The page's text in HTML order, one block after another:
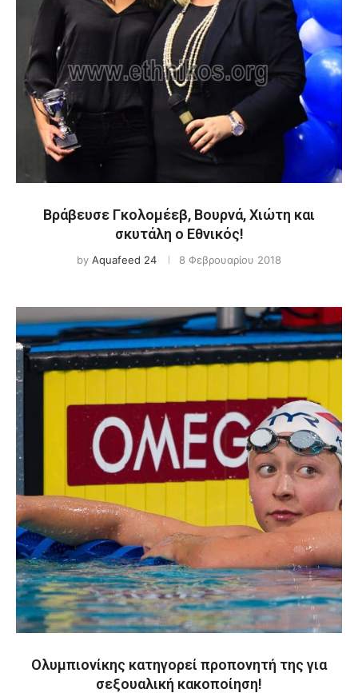
Βράβευσε Γκολομέεβ, Βουρνά, Χιώτη και
σκυτάλη ο Εθνικός!
by Aquafeed 24 8 Φεβρουαρίου 2018
Ολυμπιονίκης κατηγορεί προπονητή της για
σεξουαλική κακοποίηση!